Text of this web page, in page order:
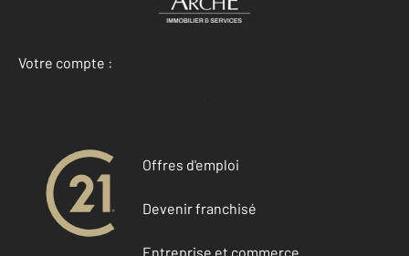
Votre compte :
Accéder à mon compte
Offres d'emploi
Devenir franchisé
Entreprise et commerce